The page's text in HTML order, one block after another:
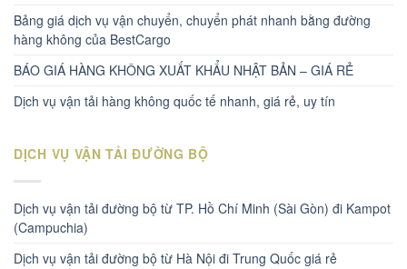
Bảng giá dịch vụ vận chuyển, chuyển phát nhanh bằng đường
hàng không của BestCargo
BÁO GIÁ HÀNG KHÔNG XUẤT KHẨU NHẬT BẢN – GIÁ RẺ
Dịch vụ vận tải hàng không quốc tế nhanh, giá rẻ, uy tín
DỊCH VỤ VẬN TẢI ĐƯỜNG BỘ
Dịch vụ vận tải đường bộ từ TP. Hồ Chí Minh (Sài Gòn) đi Kampot
(Campuchia)
Dịch vụ vận tải đường bộ từ Hà Nội đi Trung Quốc giá rẻ